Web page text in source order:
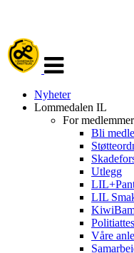
navigasjon
Nyheter
Lommedalen IL
For medlemmer
Bli
Utlegg
LIL
Våre